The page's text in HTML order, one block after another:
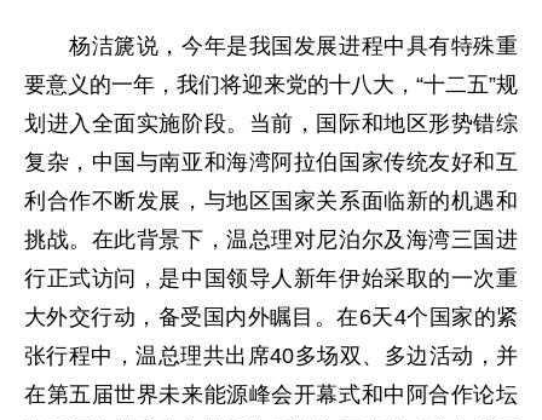
杨洁篪说，今年是我国发展进程中具有特殊重
要意义的一年，我们将迎来党的十八大，“十二五”规
划进入全面实施阶段。当前，国际和地区形势错综
复杂，中国与南亚和海湾阿拉伯国家传统友好和互
利合作不断发展，与地区国家关系面临新的机遇和
挑战。在此背景下，温总理对尼泊尔及海湾三国进
行正式访问，是中国领导人新年伊始采取的一次重
大外交行动，备受国内外瞩目。在6天4个国家的紧
张行程中，温总理共出席40多场双、多边活动，并
在第五届世界未来能源峰会开幕式和中阿合作论坛